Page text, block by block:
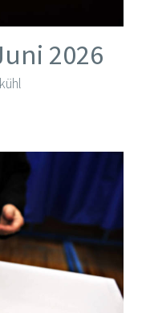
2026